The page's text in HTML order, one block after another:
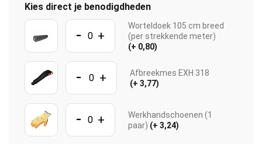
Kies direct je benodigdheden
- +
Worteldoek 105 cm breed
(per strekkende meter)
(+ 0,80)
- +
Afbreekmes EXH 318
(+ 3,77)
- +
Werkhandschoenen (1
paar) (+ 3,24)